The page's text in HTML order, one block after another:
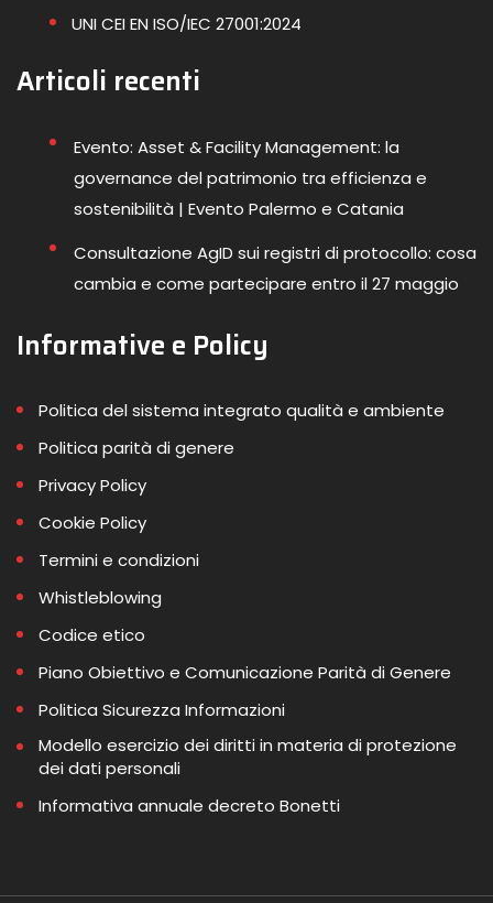
UNI CEI EN ISO/IEC 27001:2024
Articoli recenti
Evento: Asset & Facility Management: la
governance del patrimonio tra efficienza e
sostenibilità | Evento Palermo e Catania
Consultazione AgID sui registri di protocollo: cosa
cambia e come partecipare entro il 27 maggio
Informative e Policy
Politica del sistema integrato qualità e ambiente
Politica parità di genere
Privacy Policy
Cookie Policy
Termini e condizioni
Whistleblowing
Codice etico
Piano Obiettivo e Comunicazione Parità di Genere
Politica Sicurezza Informazioni
Modello esercizio dei diritti in materia di protezione
dei dati personali
Informativa annuale decreto Bonetti